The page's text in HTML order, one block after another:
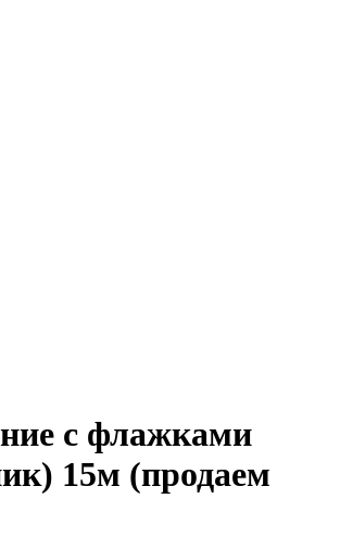
с флажками
15м (продаем